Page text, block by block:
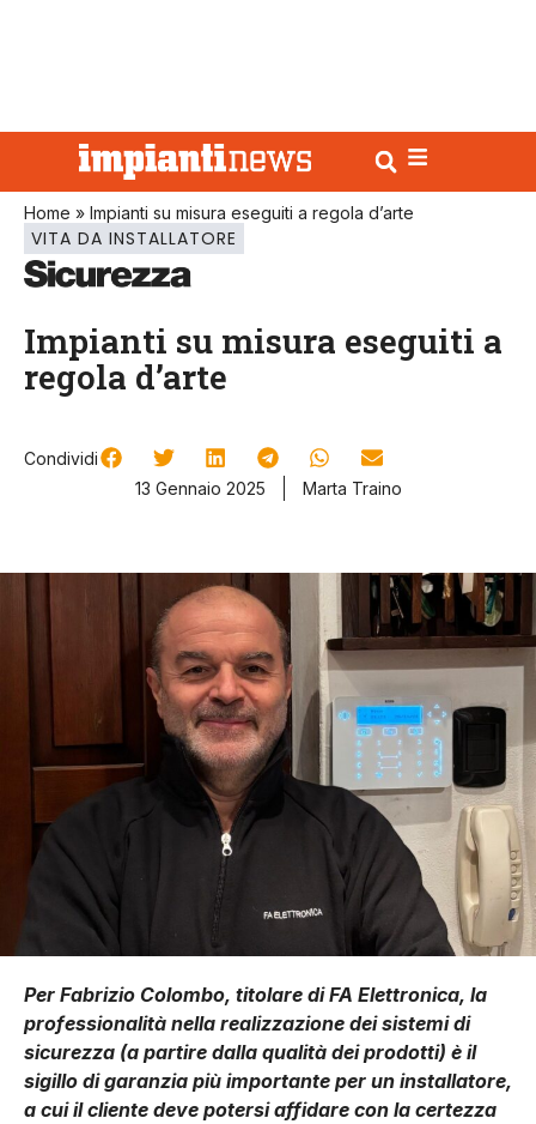
Home » Impianti su misura eseguiti a regola d’arte
VITA DA INSTALLATORE
Impianti su misura eseguiti a
regola d’arte
Condividi
13 Gennaio 2025
Marta Traino
Per Fabrizio Colombo, titolare di FA Elettronica, la
professionalità nella realizzazione dei sistemi di
sicurezza (a partire dalla qualità dei prodotti) è il
sigillo di garanzia più importante per un installatore,
a cui il cliente deve potersi affidare con la certezza